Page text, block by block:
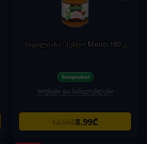
სიცილიანა' პესტო Monti 180 გ
სოუსები და სანელებლები
12.95₾8.99₾